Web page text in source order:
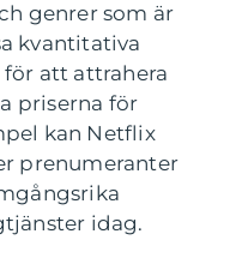
genrer som är
kvantitativa
att attrahera
priserna för
kan Netflix
prenumeranter
idag.